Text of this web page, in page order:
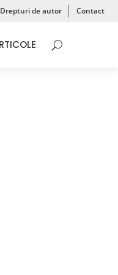
Drepturi de autor Contact